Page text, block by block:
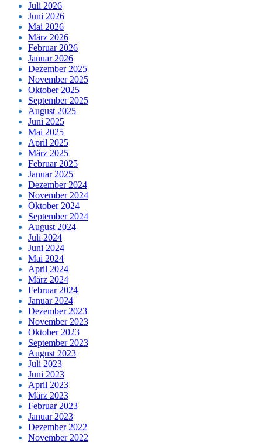
Juli 2026
Juni 2026
Mai 2026
März 2026
Februar 2026
Januar 2026
Dezember 2025
November 2025
Oktober 2025
September 2025
August 2025
Juni 2025
Mai 2025
April 2025
März 2025
Februar 2025
Januar 2025
Dezember 2024
November 2024
Oktober 2024
September 2024
August 2024
Juli 2024
Juni 2024
Mai 2024
April 2024
März 2024
Februar 2024
Januar 2024
Dezember 2023
November 2023
Oktober 2023
September 2023
August 2023
Juli 2023
Juni 2023
April 2023
März 2023
Februar 2023
Januar 2023
Dezember 2022
November 2022